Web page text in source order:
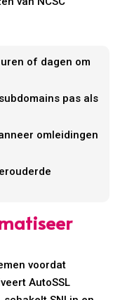
of dagen om
pas als
omleidingen
voordat
AutoSSL